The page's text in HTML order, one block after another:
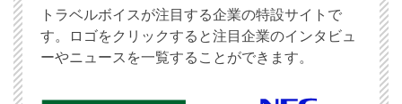
トラベルボイスが注目する企業の特設サイトで
す。ロゴをクリックすると注目企業のインタビュ
ーやニュースを一覧することができます。